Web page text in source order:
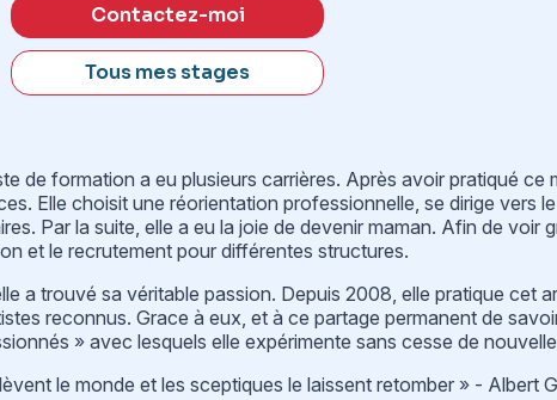
Contactez-moi
Tous mes stages
de formation a eu plusieurs carrières. Après avoir pratiqué ce
Elle choisit une réorientation professionnelle, se dirige vers
Par la suite, elle a eu la joie de devenir maman. Afin de voir
et le recrutement pour différentes structures.
a trouvé sa véritable passion. Depuis 2008, elle pratique cet
reconnus. Grace à eux, et à ce partage permanent de
» avec lesquels elle expérimente sans cesse de
le monde et les sceptiques le laissent retomber » - Albert